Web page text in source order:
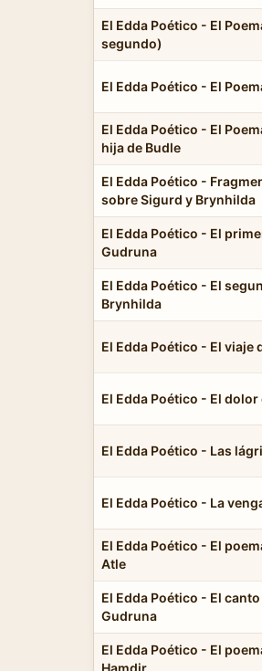
El Edda Poético - El
segundo)
El Edda Poético - El
El Edda Poético - El
hija de Budle
El Edda Poético -
sobre Sigurd y Brynhilda
El Edda Poético - El
Gudruna
El Edda Poético - El
Brynhilda
El Edda Poético - El viaje
El Edda Poético - El
El Edda Poético - Las
El Edda Poético - La
El Edda Poético - El
Atle
El Edda Poético - El
Gudruna
El Edda Poético - El
Hamdir